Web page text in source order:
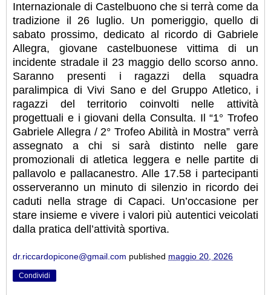
Internazionale di Castelbuono che si terrà come da
tradizione il 26 luglio. Un pomeriggio, quello di
sabato prossimo, dedicato al ricordo di Gabriele
Allegra, giovane castelbuonese vittima di un
incidente stradale il 23 maggio dello scorso anno.
Saranno presenti i ragazzi della squadra
paralimpica di Vivi Sano e del Gruppo Atletico, i
ragazzi del territorio coinvolti nelle attività
progettuali e i giovani della Consulta. Il “1° Trofeo
Gabriele Allegra / 2° Trofeo Abilità in Mostra” verrà
assegnato a chi si sarà distinto nelle gare
promozionali di atletica leggera e nelle partite di
pallavolo e pallacanestro. Alle 17.58 i partecipanti
osserveranno un minuto di silenzio in ricordo dei
caduti nella strage di Capaci. Un’occasione per
stare insieme e vivere i valori più autentici veicolati
dalla pratica dell’attività sportiva.
dr.riccardopicone@gmail.com published maggio 20, 2026
Condividi